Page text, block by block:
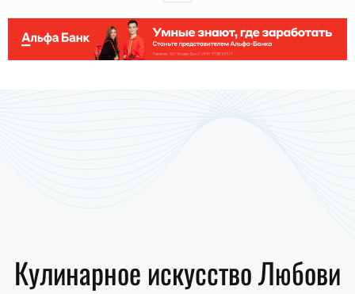
Кулинарное искусство Любови